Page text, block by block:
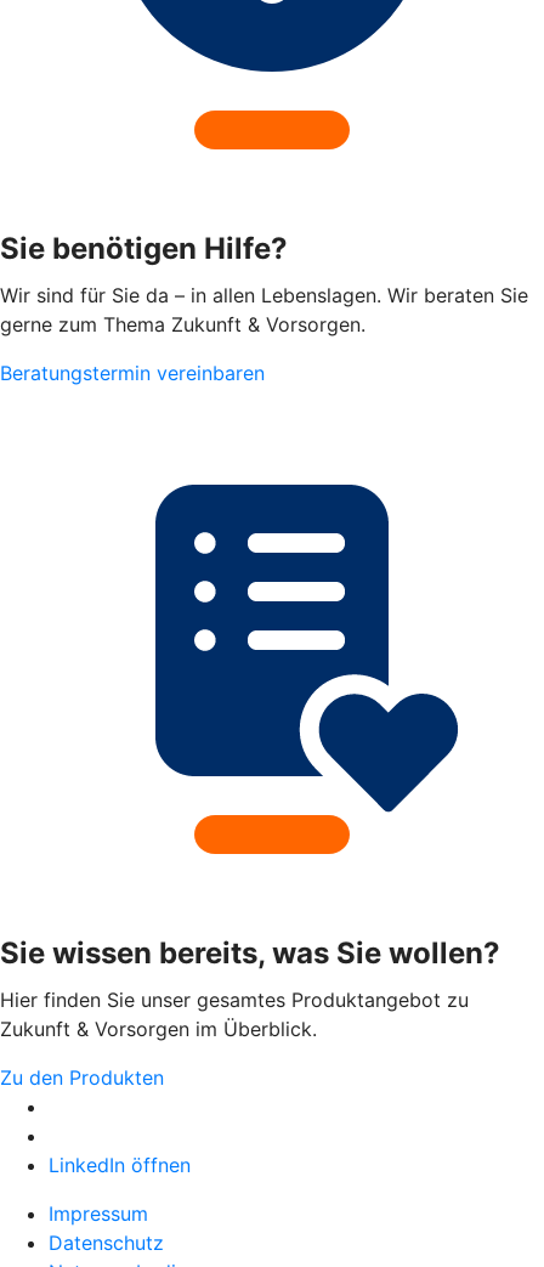
Sie benötigen Hilfe?
Wir sind für Sie da – in allen Lebenslagen. Wir beraten Sie
gerne zum Thema Zukunft & Vorsorgen.
Beratungstermin vereinbaren
Sie wissen bereits, was Sie wollen?
Hier finden Sie unser gesamtes Produktangebot zu
Zukunft & Vorsorgen im Überblick.
Zu den Produkten
LinkedIn öffnen
Impressum
Datenschutz